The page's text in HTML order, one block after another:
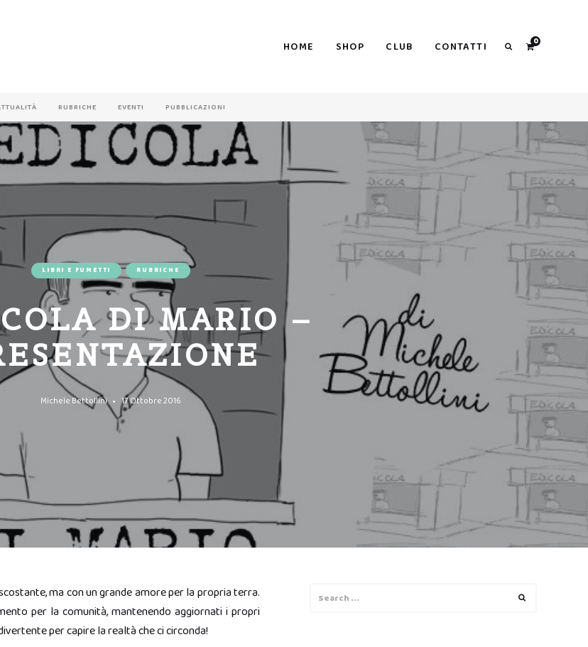
HOME SHOP CLUB CONTATTI 0
RUBRICHE EVENTI PUBBLICAZIONI
LIBRI E FUMETTI RUBRICHE
DI MARIO –
Michele Bettollini 17 Ottobre 2016
ma con un grande amore per la propria terra.
per la comunità, mantenendo aggiornati i propri
per capire la realtà che ci circonda!
for: